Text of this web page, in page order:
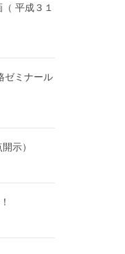
平成３１
ゼミナール
示）